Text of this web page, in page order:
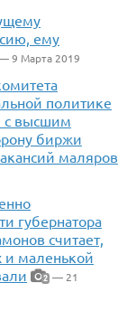
ему
9 Марта 2019
политике
с высшим
биржи
маляров
губернатора
считает,
и маленькой
2 — 21